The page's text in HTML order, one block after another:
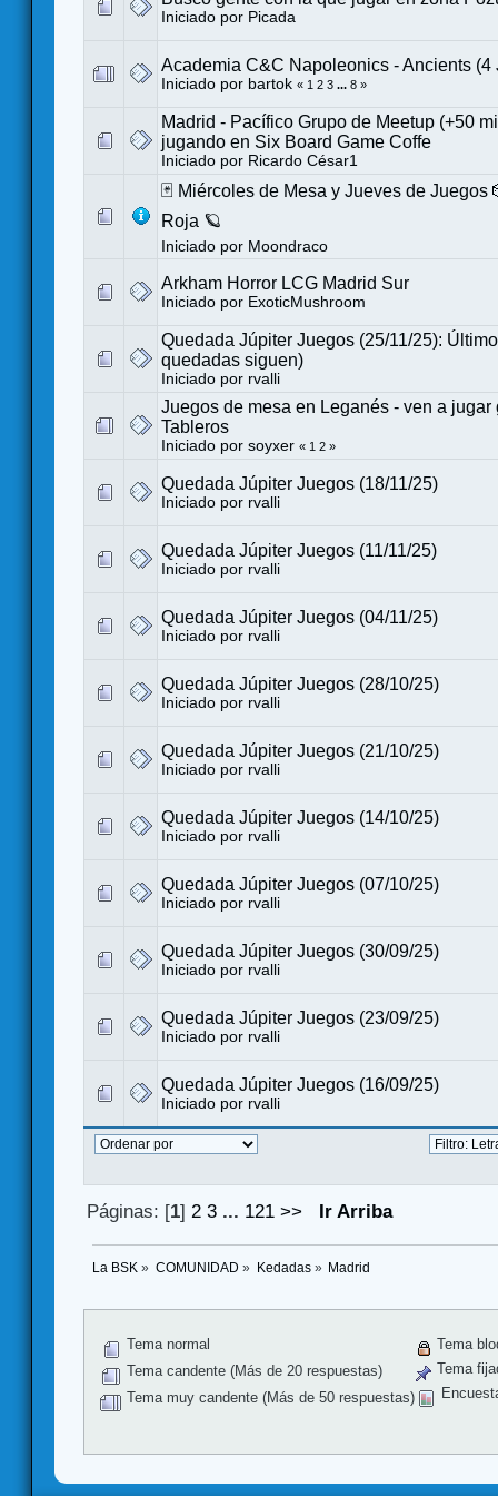
Iniciado por Picada
Academia C&C Napoleonics - Ancients (4
Iniciado por bartok « 1 2 3 ... 8 »
Madrid - Pacífico Grupo de Meetup (+50
jugando en Six Board Game Coffe
Iniciado por Ricardo César1
🃏 Miércoles de Mesa y Jueves de Juegos
Roja 🪐
Iniciado por Moondraco
Arkham Horror LCG Madrid Sur
Iniciado por ExoticMushroom
Quedada Júpiter Juegos (25/11/25):
quedadas siguen)
Iniciado por rvalli
Juegos de mesa en Leganés - ven a jugar
Tableros
Iniciado por soyxer « 1 2 »
Quedada Júpiter Juegos (18/11/25)
Iniciado por rvalli
Quedada Júpiter Juegos (11/11/25)
Iniciado por rvalli
Quedada Júpiter Juegos (04/11/25)
Iniciado por rvalli
Quedada Júpiter Juegos (28/10/25)
Iniciado por rvalli
Quedada Júpiter Juegos (21/10/25)
Iniciado por rvalli
Quedada Júpiter Juegos (14/10/25)
Iniciado por rvalli
Quedada Júpiter Juegos (07/10/25)
Iniciado por rvalli
Quedada Júpiter Juegos (30/09/25)
Iniciado por rvalli
Quedada Júpiter Juegos (23/09/25)
Iniciado por rvalli
Quedada Júpiter Juegos (16/09/25)
Iniciado por rvalli
Páginas: [1] 2 3 ... 121 >> Ir Arriba
La BSK » COMUNIDAD » Kedadas» Madrid
Tema normal
Tema candente (Más de 20 respuestas)
Tema muy candente (Más de 50 respuestas)
Tema
Tema